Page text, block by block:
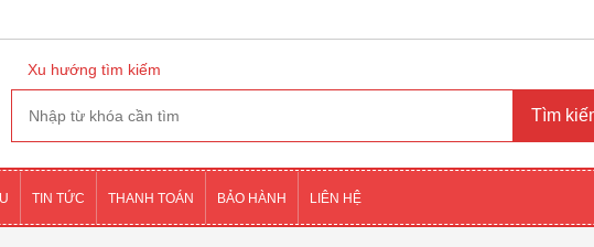
Xu hướng tìm kiếm
TIN TỨC THANH TOÁN BẢO HÀNH LIÊN HỆ